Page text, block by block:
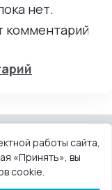
нет.
комментарий
работы сайта,
«Принять», вы
cookie.